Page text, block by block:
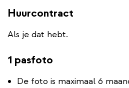
Huurcontract
Als je dat hebt.
1 pasfoto
De foto is maximaal 6